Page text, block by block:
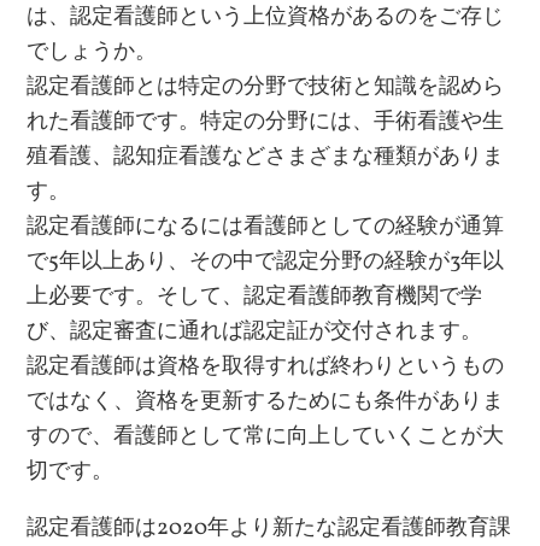
は、認定看護師という上位資格があるのをご存じ
でしょうか。
認定看護師とは特定の分野で技術と知識を認めら
れた看護師です。特定の分野には、手術看護や生
殖看護、認知症看護などさまざまな種類がありま
す。
認定看護師になるには看護師としての経験が通算
で5年以上あり、その中で認定分野の経験が3年以
上必要です。そして、認定看護師教育機関で学
び、認定審査に通れば認定証が交付されます。
認定看護師は資格を取得すれば終わりというもの
ではなく、資格を更新するためにも条件がありま
すので、看護師として常に向上していくことが大
切です。
認定看護師は2020年より新たな認定看護師教育課